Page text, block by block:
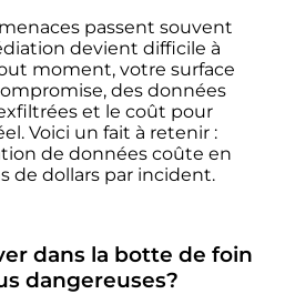
passent souvent
devient difficile à
moment, votre surface
des données
et le coût pour
Voici un fait à retenir :
de données coûte en
de dollars par incident.
dans la botte de foin
dangereuses?